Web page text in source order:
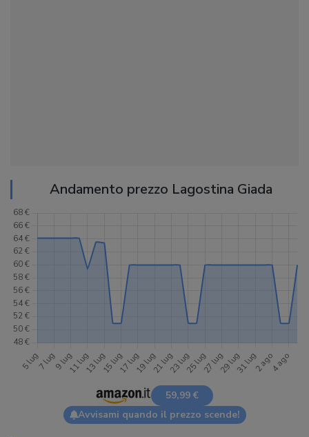
Andamento prezzo Lagostina Giada
59,99 €
Avvisami quando il prezzo scende!